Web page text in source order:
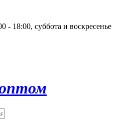
- 18:00, суббота и воскресенье